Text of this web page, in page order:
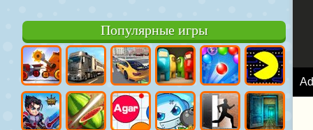
Популярные игры